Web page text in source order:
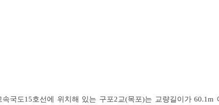
속국도15호선에 위치해 있는 구포2교(목포)는 교량길이가 60.1m